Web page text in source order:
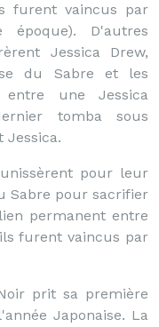
furent vaincus par
D'autres
Jessica Drew,
du Sabre et les
une Jessica
tomba sous
Jessica.
pour leur
Sabre pour sacrifier
permanent entre
furent vaincus par
prit sa première
Japonaise. La